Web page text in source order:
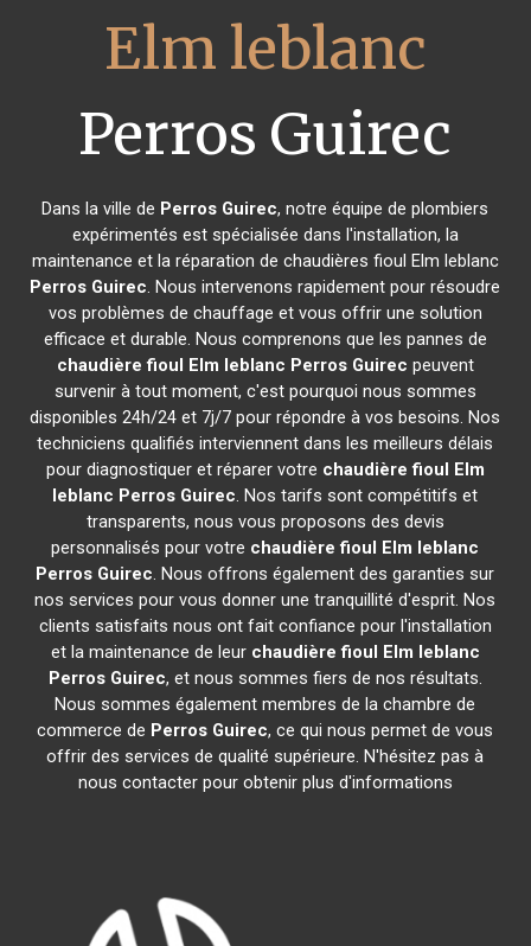
Elm leblanc
Perros Guirec
Dans la ville de Perros Guirec, notre équipe de plombiers
expérimentés est spécialisée dans l'installation, la
maintenance et la réparation de chaudières fioul Elm leblanc
Perros Guirec. Nous intervenons rapidement pour résoudre
vos problèmes de chauffage et vous offrir une solution
efficace et durable. Nous comprenons que les pannes de
chaudière fioul Elm leblanc Perros Guirec peuvent
survenir à tout moment, c'est pourquoi nous sommes
disponibles 24h/24 et 7j/7 pour répondre à vos besoins. Nos
techniciens qualifiés interviennent dans les meilleurs délais
pour diagnostiquer et réparer votre chaudière fioul Elm
leblanc Perros Guirec. Nos tarifs sont compétitifs et
transparents, nous vous proposons des devis
personnalisés pour votre chaudière fioul Elm leblanc
Perros Guirec. Nous offrons également des garanties sur
nos services pour vous donner une tranquillité d'esprit. Nos
clients satisfaits nous ont fait confiance pour l'installation
et la maintenance de leur chaudière fioul Elm leblanc
Perros Guirec, et nous sommes fiers de nos résultats.
Nous sommes également membres de la chambre de
commerce de Perros Guirec, ce qui nous permet de vous
offrir des services de qualité supérieure. N'hésitez pas à
nous contacter pour obtenir plus d'informations